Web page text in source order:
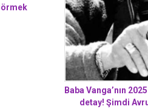
Baba Vanga’nın
detay! Şimdi